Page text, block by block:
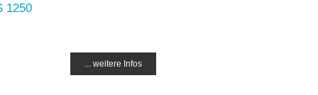
1250
... weitere Infos